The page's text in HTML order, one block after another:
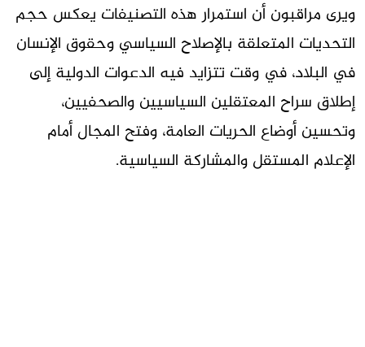
ويرى مراقبون أن استمرار هذه التصنيفات يعكس حجم
التحديات المتعلقة بالإصلاح السياسي وحقوق الإنسان
في البلاد، في وقت تتزايد فيه الدعوات الدولية إلى
إطلاق سراح المعتقلين السياسيين والصحفيين،
وتحسين أوضاع الحريات العامة، وفتح المجال أمام
الإعلام المستقل والمشاركة السياسية.